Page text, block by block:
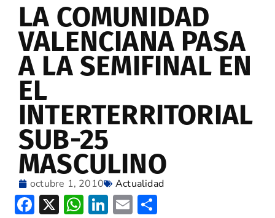
LA COMUNIDAD
VALENCIANA PASA
A LA SEMIFINAL EN
EL
INTERTERRITORIAL
SUB-25
MASCULINO
octubre 1, 2010 Actualidad
Facebook
X WhatsApp
LinkedIn
Email